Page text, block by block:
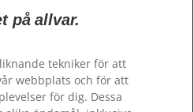
på allvar.
tekniker för att
webbplats och för att
för dig. Dessa